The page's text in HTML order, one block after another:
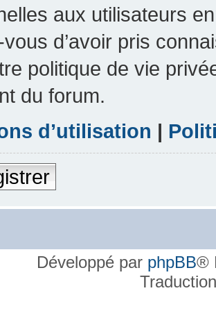
aux utilisateurs
d’avoir pris
politique de vie
du forum.
d’utilisation |
Développé par phpBB®